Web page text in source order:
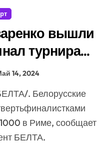
вышли
турнира
в Риме
14, 2024
в Риме, сообщает
БЕЛТА.